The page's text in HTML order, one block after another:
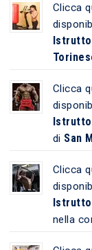
Clicca
Clicca
di San
Clicca
nella